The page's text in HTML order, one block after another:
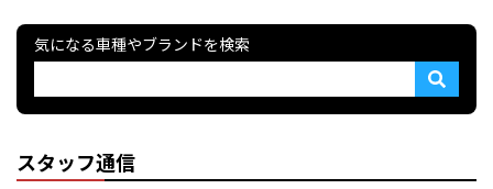
気になる車種やブランドを検索
スタッフ通信